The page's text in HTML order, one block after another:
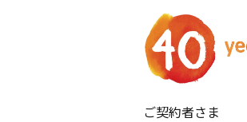
ご契約者さま